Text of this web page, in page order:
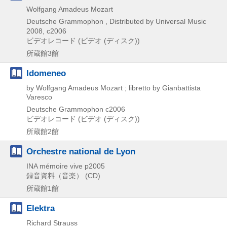
Wolfgang Amadeus Mozart
Deutsche Grammophon , Distributed by Universal Music
2008, c2006
ビデオレコード (ビデオ (ディスク))
所蔵館3館
Idomeneo
by Wolfgang Amadeus Mozart ; libretto by Gianbattista
Varesco
Deutsche Grammophon c2006
ビデオレコード (ビデオ (ディスク))
所蔵館2館
Orchestre national de Lyon
INA mémoire vive p2005
録音資料（音楽） (CD)
所蔵館1館
Elektra
Richard Strauss